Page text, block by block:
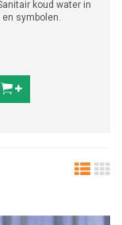
koud water in
symbolen.